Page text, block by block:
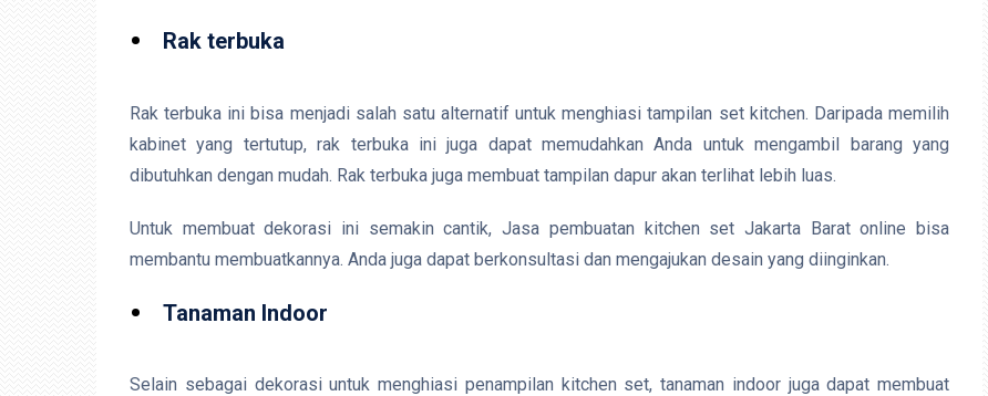
Rak terbuka
Rak terbuka ini bisa menjadi salah satu alternatif untuk menghiasi tampilan set kitchen. Daripada memilih
kabinet yang tertutup, rak terbuka ini juga dapat memudahkan Anda untuk mengambil barang yang
dibutuhkan dengan mudah. Rak terbuka juga membuat tampilan dapur akan terlihat lebih luas.
Untuk membuat dekorasi ini semakin cantik, Jasa pembuatan kitchen set Jakarta Barat online bisa
membantu membuatkannya. Anda juga dapat berkonsultasi dan mengajukan desain yang diinginkan.
Tanaman Indoor
Selain sebagai dekorasi untuk menghiasi penampilan kitchen set, tanaman indoor juga dapat membuat